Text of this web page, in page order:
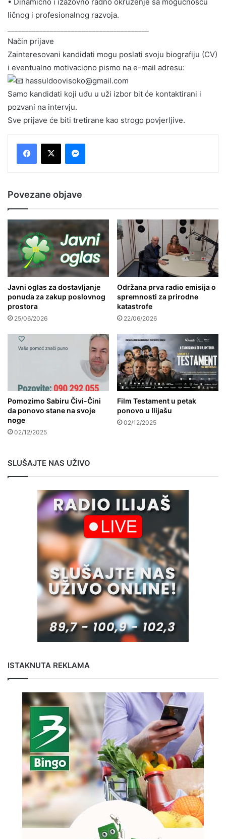
• Dinamično i izazovno radno okruženje sa mogućnošću
ličnog i profesionalnog razvoja.
Način prijave
Zainteresovani kandidati mogu poslati svoju biografiju (CV)
i eventualno motivaciono pismo na e-mail adresu:
hassuldoovisoko@gmail.com
Samo kandidati koji uđu u uži izbor bit će kontaktirani i
pozvani na intervju.
Sve prijave će biti tretirane kao strogo povjerljive.
Povezane objave
Javni oglas za dostavljanje
ponuda za zakup poslovnog
prostora
25/06/2026
Održana prva radio emisija o
spremnosti za prirodne
katastrofe
22/06/2026
Pomozimo Sabiru Čivi-Čini
da ponovo stane na svoje
noge
02/12/2025
Film Testament u petak
ponovo u Ilijašu
02/12/2025
SLUŠAJTE NAS UŽIVO
ISTAKNUTA REKLAMA